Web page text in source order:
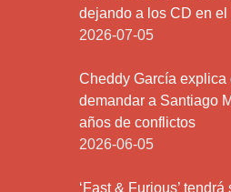
dejando a los CD en el
2026-07-05
Cheddy García explica
demandar a Santiago
años de conflictos
2026-06-05
‘Fast & Furious’ tendrá